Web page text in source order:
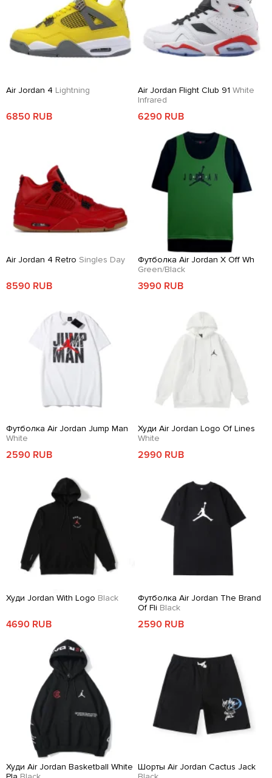
Air Jordan 4 Lightning
6850 RUB
Air Jordan Flight Club 91 White
Infrared
6290 RUB
Air Jordan 4 Retro Singles Day
8590 RUB
Футболка Air Jordan X Off Wh
Green/Black
3990 RUB
Футболка Air Jordan Jump Man
White
2590 RUB
Худи Air Jordan Logo Of Lines
White
2990 RUB
Худи Jordan With Logo Black
4690 RUB
Футболка Air Jordan The Brand
Of Fli Black
2590 RUB
Худи Air Jordan Basketball White Шорты Air Jordan Cactus Jack